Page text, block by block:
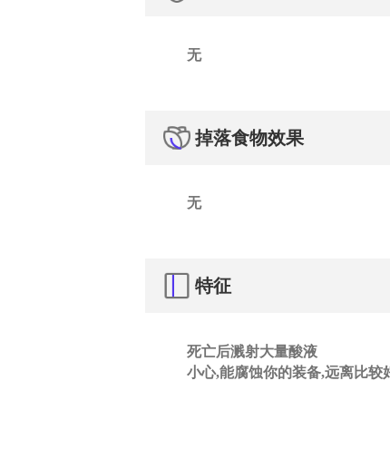
无
掉落食物效果
无
特征
死亡后溅射大量酸液
小心,能腐蚀你的装备,远离比较